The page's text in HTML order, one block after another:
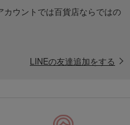
ウントでは百貨店ならではの
LINEの友達追加をする